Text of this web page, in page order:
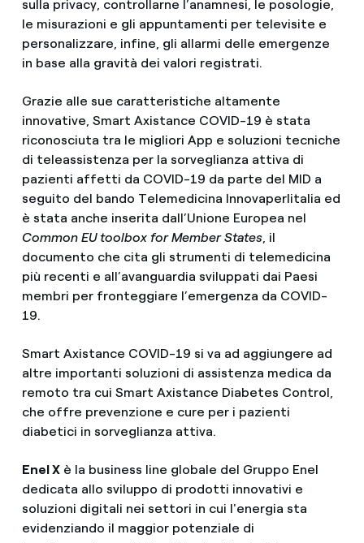
sulla privacy, controllarne l’anamnesi, le posologie,
le misurazioni e gli appuntamenti per televisite e
personalizzare, infine, gli allarmi delle emergenze
in base alla gravità dei valori registrati.
Grazie alle sue caratteristiche altamente
innovative, Smart Axistance COVID-19 è stata
riconosciuta tra le migliori App e soluzioni tecniche
di teleassistenza per la sorveglianza attiva di
pazienti affetti da COVID-19 da parte del MID a
seguito del bando Telemedicina Innovaperlitalia ed
è stata anche inserita dall’Unione Europea nel
Common EU toolbox for Member States, il
documento che cita gli strumenti di telemedicina
più recenti e all’avanguardia sviluppati dai Paesi
membri per fronteggiare l’emergenza da COVID-
19.
Smart Axistance COVID-19 si va ad aggiungere ad
altre importanti soluzioni di assistenza medica da
remoto tra cui Smart Axistance Diabetes Control,
che offre prevenzione e cure per i pazienti
diabetici in sorveglianza attiva.
Enel Xè la business line globale del Gruppo Enel
dedicata allo sviluppo di prodotti innovativi e
soluzioni digitali nei settori in cui l'energia sta
evidenziando il maggior potenziale di